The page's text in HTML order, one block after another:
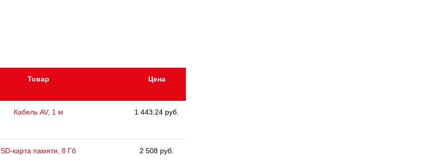
Товар Цена
Кабель AV, 1 м 1 443.24 руб.
SD-карта памяти, 8 Гб 2 508 руб.